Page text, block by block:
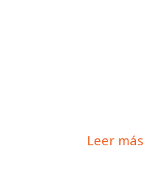
Leer más